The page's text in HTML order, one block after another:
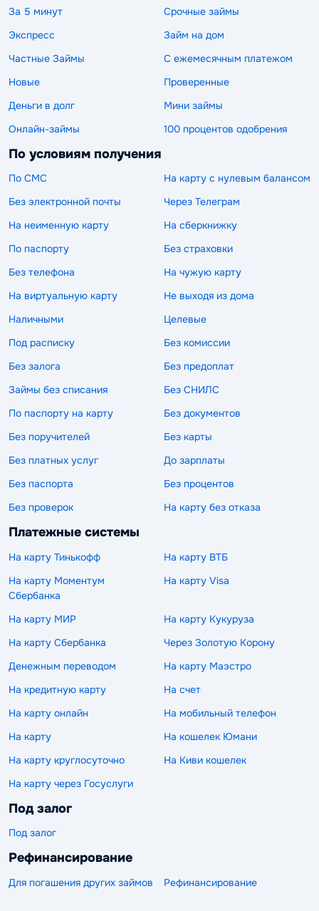
За 5 минут
Срочные займы
Экспресс
Займ на дом
Частные Займы
С ежемесячным платежом
Новые
Проверенные
Деньги в долг
Мини займы
Онлайн-займы
100 процентов одобрения
По условиям получения
По СМС
На карту с нулевым балансом
Без электронной почты
Через Телеграм
На неименную карту
На сберкнижку
По паспорту
Без страховки
Без телефона
На чужую карту
На виртуальную карту
Не выходя из дома
Наличными
Целевые
Под расписку
Без комиссии
Без залога
Без предоплат
Займы без списания
Без СНИЛС
По паспорту на карту
Без документов
Без поручителей
Без карты
Без платных услуг
До зарплаты
Без паспорта
Без процентов
Без проверок
На карту без отказа
Платежные системы
На карту Тинькофф
На карту ВТБ
На карту Моментум
Сбербанка
На карту Visa
На карту МИР
На карту Кукуруза
На карту Сбербанка
Через Золотую Корону
Денежным переводом
На карту Маэстро
На кредитную карту
На счет
На карту онлайн
На мобильный телефон
На карту
На кошелек Юмани
На карту круглосуточно
На Киви кошелек
На карту через Госуслуги
Под залог
Под залог
Рефинансирование
Для погашения других займов Рефинансирование